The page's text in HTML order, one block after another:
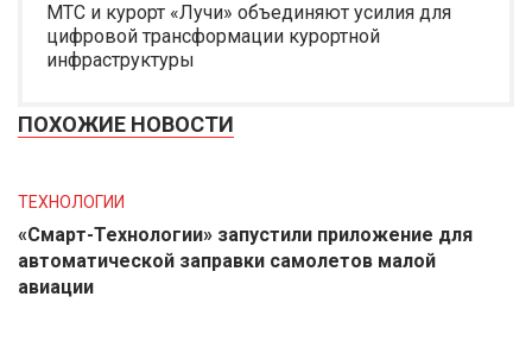
МТС и курорт «Лучи» объединяют усилия для
цифровой трансформации курортной
инфраструктуры
ПОХОЖИЕ НОВОСТИ
ТЕХНОЛОГИИ
«Смарт-Технологии» запустили приложение для
автоматической заправки самолетов малой
авиации